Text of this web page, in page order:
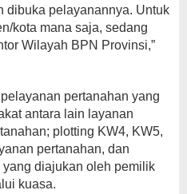
dibuka pelayanannya. Untuk
kota mana saja, sedang
Wilayah BPN Provinsi,”
pertanahan yang
antara lain layanan
plotting KW4, KW5,
pertanahan, dan
diajukan oleh pemilik
kuasa.